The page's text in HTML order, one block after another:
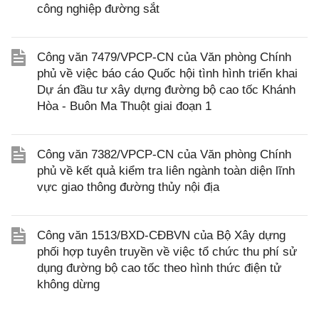
công nghiệp đường sắt
Công văn 7479/VPCP-CN của Văn phòng Chính
phủ về việc báo cáo Quốc hội tình hình triển khai
Dự án đầu tư xây dựng đường bộ cao tốc Khánh
Hòa - Buôn Ma Thuột giai đoạn 1
Công văn 7382/VPCP-CN của Văn phòng Chính
phủ về kết quả kiểm tra liên ngành toàn diện lĩnh
vực giao thông đường thủy nội địa
Công văn 1513/BXD-CĐBVN của Bộ Xây dựng
phối hợp tuyên truyền về việc tổ chức thu phí sử
dụng đường bộ cao tốc theo hình thức điện tử
không dừng